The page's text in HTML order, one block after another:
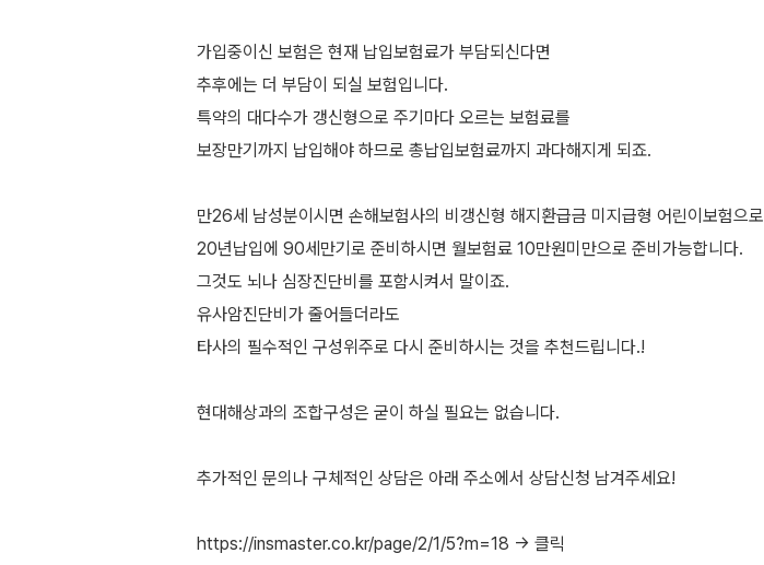
가입중이신 보험은 현재 납입보험료가 부담되신다면
추후에는 더 부담이 되실 보험입니다.
특약의 대다수가 갱신형으로 주기마다 오르는 보험료를
보장만기까지 납입해야 하므로 총납입보험료까지 과다해지게 되죠.
만26세 남성분이시면 손해보험사의 비갱신형 해지환급금 미지급형 어린이보험으로
20년납입에 90세만기로 준비하시면 월보험료 10만원미만으로 준비가능합니다.
그것도 뇌나 심장진단비를 포함시켜서 말이죠.
유사암진단비가 줄어들더라도
타사의 필수적인 구성위주로 다시 준비하시는 것을 추천드립니다.!
현대해상과의 조합구성은 굳이 하실 필요는 없습니다.
추가적인 문의나 구체적인 상담은 아래 주소에서 상담신청 남겨주세요!